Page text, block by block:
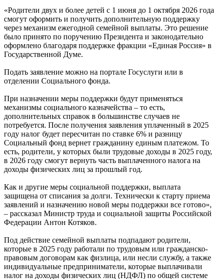
«Родители двух и более детей с 1 июня до 1 октября 2026 года
смогут оформить и получить дополнительную поддержку
через механизм ежегодной семейной выплаты. Это решение
было принято по поручению Президента и законодательно
оформлено благодаря поддержке фракции «Единая Россия» в
Государственной Думе.
Подать заявление можно на портале Госуслуги или в
отделении Социального фонда.
При назначении меры поддержки будут применяться
механизмы социального казначейства – то есть,
дополнительных справок в большинстве случаев не
потребуется. После получения заявления уплаченный в 2025
году налог будет пересчитан по ставке 6% и разницу
Социальный фонд вернет гражданину единым платежом. То
есть, родители, у которых были трудовые доходы в 2025 году,
в 2026 году смогут вернуть часть выплаченного налога на
доходы физических лиц за прошлый год.
Как и другие меры социальной поддержки, выплата
защищена от списания за долги. Технически к старту приема
заявлений и назначению новой меры поддержки все готово»,
– рассказал Министр труда и социальной защиты Российской
Федерации Антон Котяков.
Под действие семейной выплаты подпадают родители,
которые в 2025 году работали по трудовым или гражданско-
правовым договорам как физлица, или несли службу, а также
индивидуальные предприниматели, которые выплачивали
налог на доходы физических лиц (НДФЛ) по общей системе